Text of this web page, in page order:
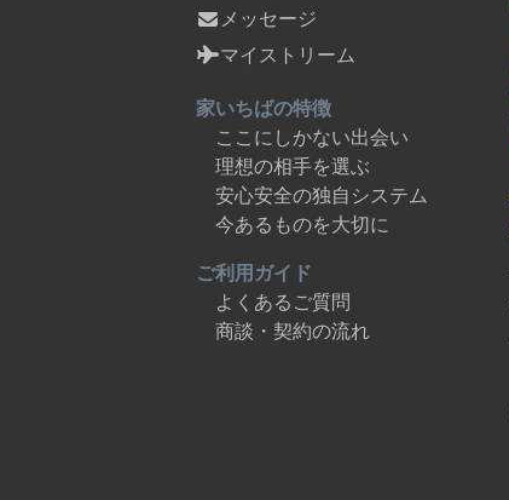
メッセージ
マイストリーム
家いちばの特徴
ここにしかない出会い
理想の相手を選ぶ
安心安全の独自システム
今あるものを大切に
ご利用ガイド
よくあるご質問
商談・契約の流れ